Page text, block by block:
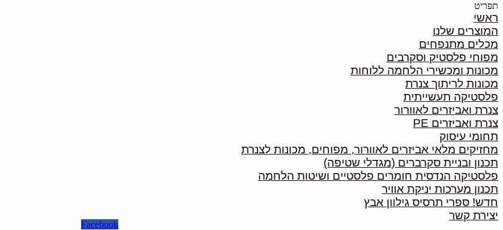
תפריט
ראשי
המוצרים שלנו
מכלים מתנפחים
מפוחי פלסטיק וסקרבים
מכונות ומכשירי הלחמה ללוחות
מכונות לריתוך צנרת
פלסטיקה תעשייתית
צנרת ואביזרים לאוורור
צנרת ואביזרים PE
תחומי עיסוק
מחזיקים מלאי אביזרים לאוורור, מפוחים, מכונות לצנרת
תכנון ובניית סקרברים (מגדלי שטיפה)
פלסטיקה הנדסית חומרים פלסטיים ושיטות הלחמה
תכנון מערכות יניקת אוויר
חדש! ספרי תרסיס גילוון אבץ
יצירת קשר
Facebook